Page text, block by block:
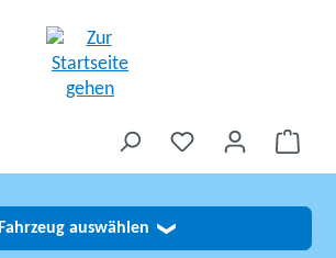
Fahrzeug auswählen ❯